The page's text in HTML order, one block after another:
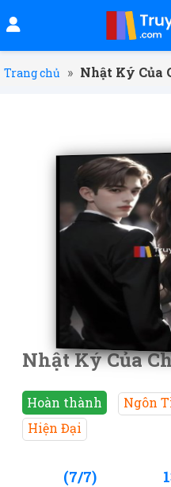
Trang chủ » Nhật Ký Của
Nhật Ký Của
Hoàn thành Ngôn
Hiện Đại
(7/7)